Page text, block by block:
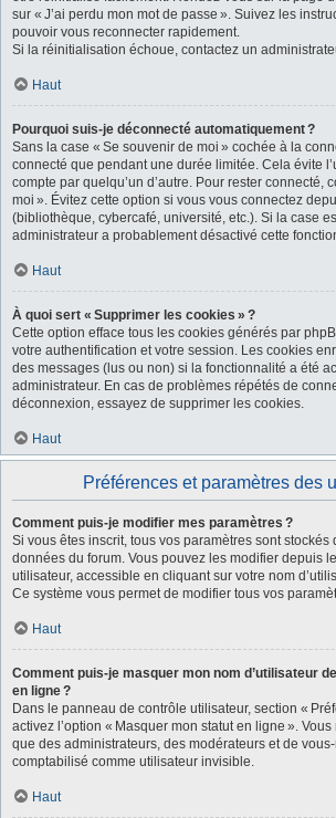
sur « J’ai perdu mon mot de passe ». Suivez les
pouvoir vous reconnecter rapidement.
Si la réinitialisation échoue, contactez un
Haut
Pourquoi suis-je déconnecté automatiquement ?
Sans la case « Se souvenir de moi » cochée à la
connecté que pendant une durée limitée. Cela évite
compte par quelqu’un d’autre. Pour rester connecté,
moi ». Évitez cette option si vous vous connectez
(bibliothèque, cybercafé, université, etc.). Si la case
administrateur a probablement désactivé cette
Haut
À quoi sert « Supprimer les cookies » ?
Cette option efface tous les cookies générés par
votre authentification et votre session. Les cookies
des messages (lus ou non) si la fonctionnalité a été
administrateur. En cas de problèmes répétés de
déconnexion, essayez de supprimer les cookies.
Haut
Préférences et paramètres des
Comment puis-je modifier mes paramètres ?
Si vous êtes inscrit, tous vos paramètres sont stockés
données du forum. Vous pouvez les modifier depuis
utilisateur, accessible en cliquant sur votre nom
Ce système vous permet de modifier tous vos
Haut
Comment puis-je masquer mon nom d’utilisateur
en ligne ?
Dans le panneau de contrôle utilisateur, section «
activez l’option « Masquer mon statut en ligne ».
que des administrateurs, des modérateurs et de
comptabilisé comme utilisateur invisible.
Haut